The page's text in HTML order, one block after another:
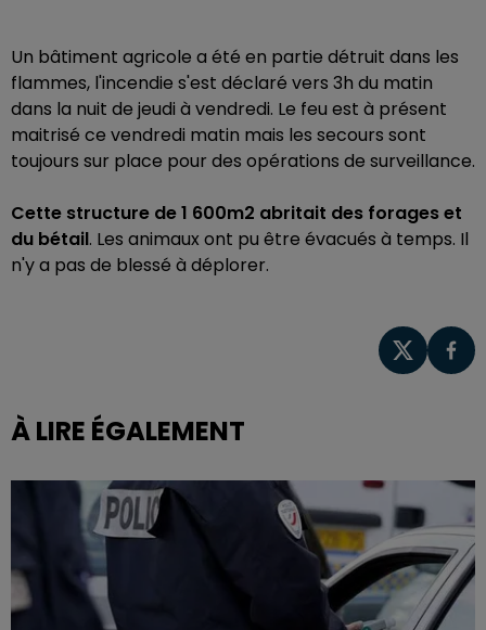
Un bâtiment agricole a été en partie détruit dans les
flammes, l'incendie s'est déclaré vers 3h du matin
dans la nuit de jeudi à vendredi. Le feu est à présent
maitrisé ce vendredi matin mais les secours sont
toujours sur place pour des opérations de surveillance.
Cette structure de 1 600m2 abritait des forages et
du bétail. Les animaux ont pu être évacués à temps. Il
n'y a pas de blessé à déplorer.
À LIRE ÉGALEMENT